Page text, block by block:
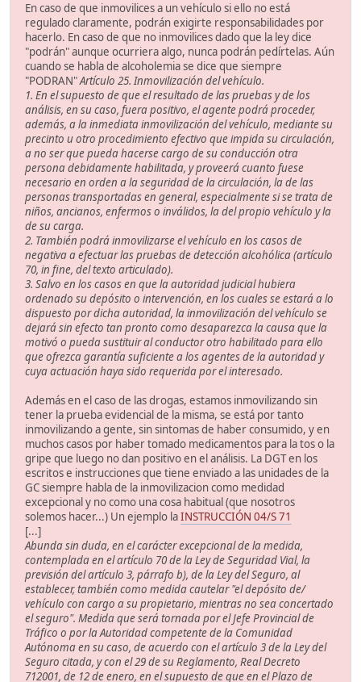
En caso de que inmovilices a un vehículo si ello no está
regulado claramente, podrán exigirte responsabilidades por
hacerlo. En caso de que no inmovilices dado que la ley dice
"podrán" aunque ocurriera algo, nunca podrán pedírtelas. Aún
cuando se habla de alcoholemia se dice que siempre
"PODRAN"Artículo 25. Inmovilización del vehículo.
1. En el supuesto de que el resultado de las pruebas y de los
análisis, en su caso, fuera positivo, el agente podrá proceder,
además, a la inmediata inmovilización del vehículo, mediante su
precinto u otro procedimiento efectivo que impida su circulación,
a no ser que pueda hacerse cargo de su conducción otra
persona debidamente habilitada, y proveerá cuanto fuese
necesario en orden a la seguridad de la circulación, la de las
personas transportadas en general, especialmente si se trata de
niños, ancianos, enfermos o inválidos, la del propio vehículo y la
de su carga.
2. También podrá inmovilizarse el vehículo en los casos de
negativa a efectuar las pruebas de detección alcohólica (artículo
70, in fine, del texto articulado).
3. Salvo en los casos en que la autoridad judicial hubiera
ordenado su depósito o intervención, en los cuales se estará a lo
dispuesto por dicha autoridad, la inmovilización del vehículo se
dejará sin efecto tan pronto como desaparezca la causa que la
motivó o pueda sustituir al conductor otro habilitado para ello
que ofrezca garantía suficiente a los agentes de la autoridad y
cuya actuación haya sido requerida por el interesado.
Además en el caso de las drogas, estamos inmovilizando sin
tener la prueba evidencial de la misma, se está por tanto
inmovilizando a gente, sin sintomas de haber consumido, y en
muchos casos por haber tomado medicamentos para la tos o la
gripe que luego no dan positivo en el análisis. La DGT en los
escritos e instrucciones que tiene enviado a las unidades de la
GC siempre habla de la inmovilizacion como medidad
excepcional y no como una cosa habitual (que nosotros
solemos hacer...) Un ejemplo laINSTRUCCIÓN 04/S 71
[...]
Abunda sin duda, en el carácter excepcional de la medida,
contemplada en el artículo 70 de la Ley de Seguridad Vial, la
previsión del artículo 3, párrafo b), de la Ley del Seguro, al
establecer, también como medida cautelar "el depósito de/
vehículo con cargo a su propietario, mientras no sea concertado
el seguro". Medida que será tornada por el Jefe Provincial de
Tráfico o por la Autoridad competente de la Comunidad
Autónoma en su caso, de acuerdo con el artículo 3 de la Ley del
Seguro citada, y con el 29 de su Reglamento, Real Decreto
712001, de 12 de enero, en el supuesto de que en el Plazo de